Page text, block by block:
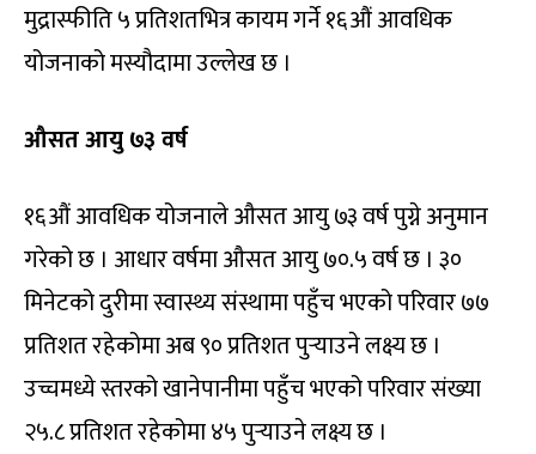
मुद्रास्फीति ५ प्रतिशतभित्र कायम गर्ने १६औं आवधिक
योजनाको मस्यौदामा उल्लेख छ ।
औसत आयु ७३ वर्ष
१६औं आवधिक योजनाले औसत आयु ७३ वर्ष पुग्ने अनुमान
गरेको छ । आधार वर्षमा औसत आयु ७०.५ वर्ष छ । ३०
मिनेटको दुरीमा स्वास्थ्य संस्थामा पहुँच भएको परिवार ७७
प्रतिशत रहेकोमा अब ९० प्रतिशत पुर्‍याउने लक्ष्य छ ।
उच्चमध्ये स्तरको खानेपानीमा पहुँच भएको परिवार संख्या
२५.८ प्रतिशत रहेकोमा ४५ पुर्‍याउने लक्ष्य छ ।